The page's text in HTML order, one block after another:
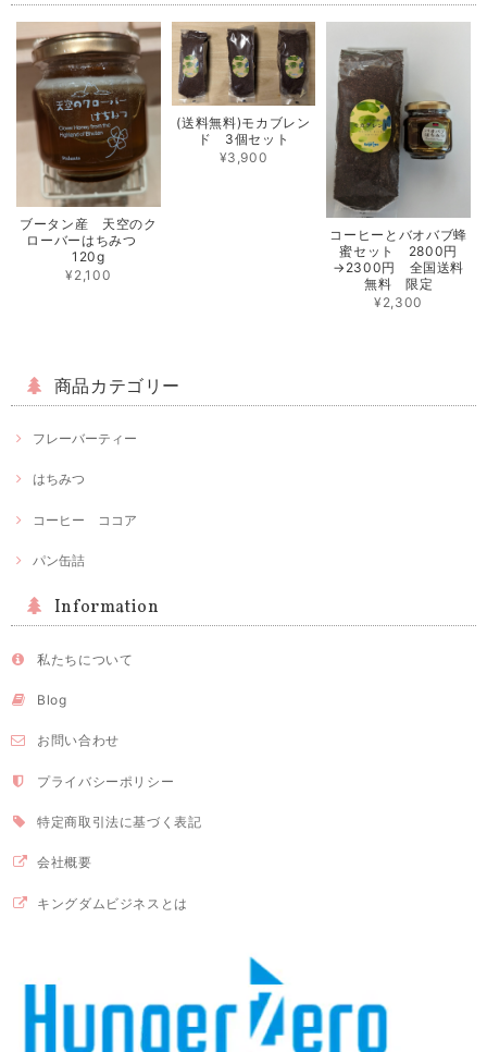
ブータン産 天空のク
ローバーはちみつ
120g
¥2,100
(送料無料)モカブレン
ド 3個セット
¥3,900
コーヒーとバオバブ蜂
蜜セット 2800円
→2300円 全国送料
無料 限定
¥2,300
商品カテゴリー
フレーバーティー
はちみつ
コーヒー ココア
パン缶詰
Information
私たちについて
Blog
お問い合わせ
プライバシーポリシー
特定商取引法に基づく表記
会社概要
キングダムビジネスとは